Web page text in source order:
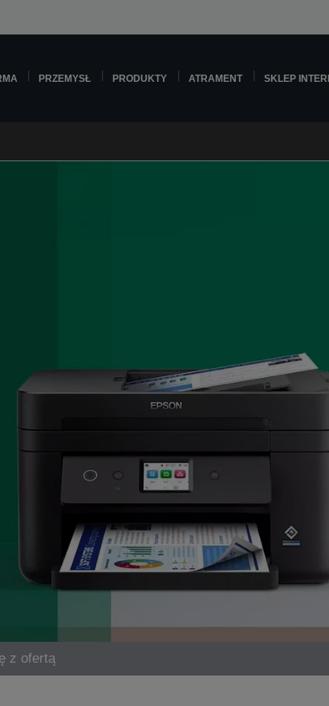
PRZEMYSŁ PRODUKTY ATRAMENT SKLEP
z ofertą